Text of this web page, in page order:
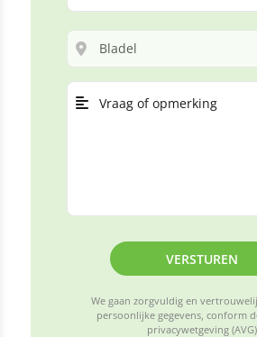
VERSTUREN
We gaan zorgvuldig en
persoonlijke gegevens, conform
privacywetgeving (AVG)